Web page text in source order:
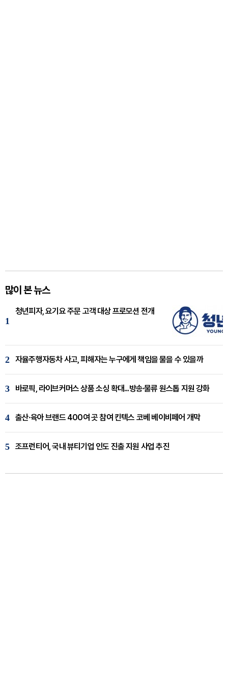
많이 본 뉴스
1
청년피자, 요기요 주문 고객 대상 프로모션 전개
2 자율주행자동차 사고, 피해자는 누구에게 책임을 물을 수 있을까
3 바로픽, 라이브커머스 상품 소싱 확대...방송·물류 원스톱 지원 강화
4 출산·육아 브랜드 400여 곳 참여 킨텍스 코베 베이비페어 개막
5 조프런티어, 국내 뷰티기업 인도 진출 지원 사업 추진